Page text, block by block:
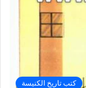
كتب تاريخ الكنيسة